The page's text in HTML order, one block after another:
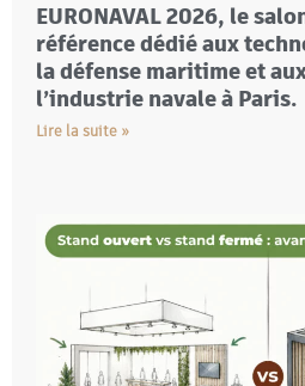
EURONAVAL 2026, le
référence dédié aux
la défense maritime et
l’industrie navale à Paris.
Lire la suite »